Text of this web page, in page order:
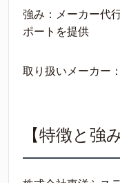
強み：メーカー代
ポートを提供
取り扱いメーカー
【特徴と強み